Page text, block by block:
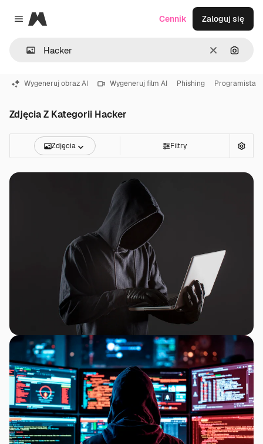
Close menu
Magnific
WyczyśćSzukaj
Cennik Zaloguj się
Wygeneruj obraz AI Wygeneruj film AI Phishing Programista
Zdjęcia Z Kategorii Hacker
Zdjęcia Filtry